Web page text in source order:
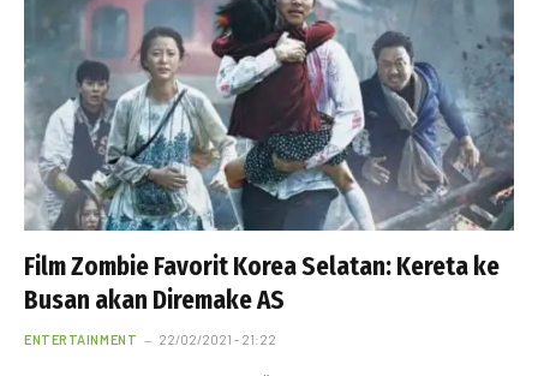
Film Zombie Favorit Korea Selatan: Kereta ke
Busan akan Diremake AS
ENTERTAINMENT 22/02/2021 - 21:22